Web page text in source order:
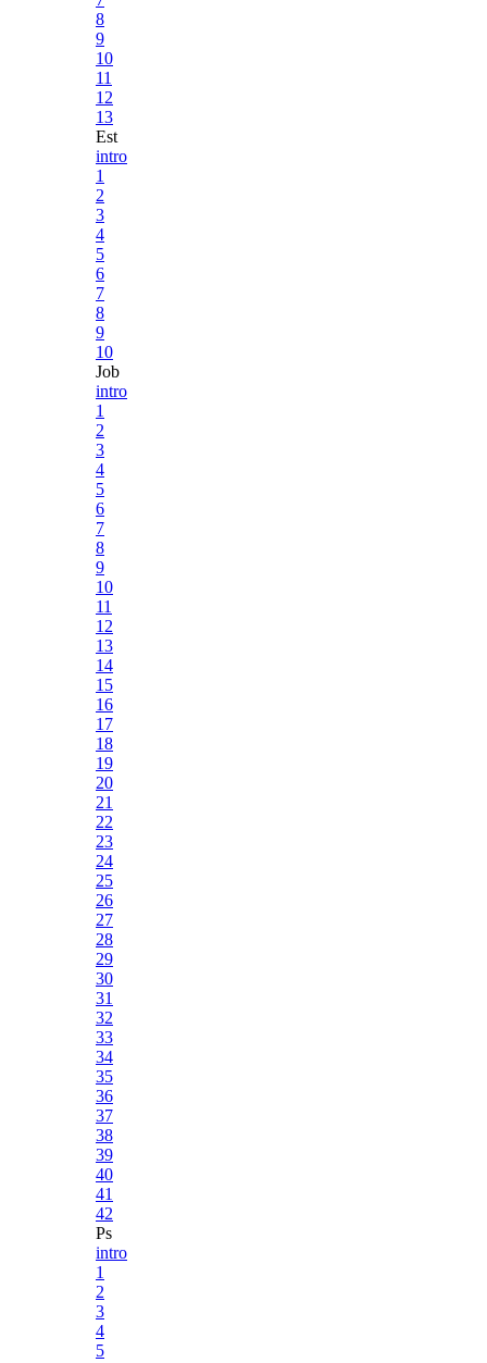
8
9
10
11
12
13
Est
intro
1
2
3
4
5
6
7
8
9
10
Job
intro
1
2
3
4
5
6
7
8
9
10
11
12
13
14
15
16
17
18
19
20
21
22
23
24
25
26
27
28
29
30
31
32
33
34
35
36
37
38
39
40
41
42
Ps
intro
1
2
3
4
5